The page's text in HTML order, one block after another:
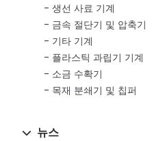
생선 사료 기계
금속 절단기 및 압축기
기타 기계
플라스틱 과립기 기계
소금 수확기
목재 분쇄기 및 칩퍼
뉴스